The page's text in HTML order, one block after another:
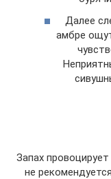
Далее
амбре
Запах
не